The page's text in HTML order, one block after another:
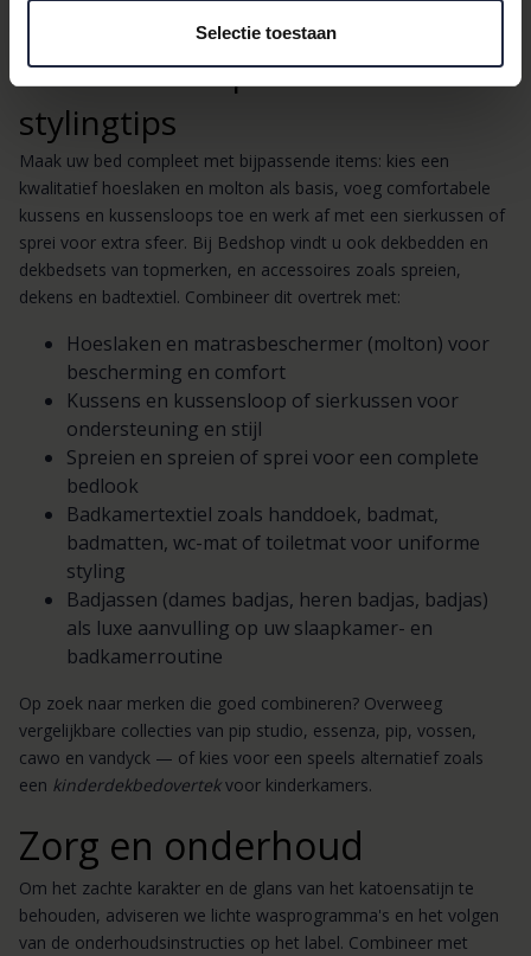
Selectie toestaan
Gerelateerde producten &
stylingtips
Maak uw bed compleet met bijpassende items: kies een
kwalitatief hoeslaken en molton als basis, voeg comfortabele
kussens en kussensloops toe en werk af met een sierkussen of
sprei voor extra sfeer. Bij Bedshop vindt u ook dekbedden en
dekbedsets van topmerken, en accessoires zoals spreien,
dekens en badtextiel. Combineer dit overtrek met:
Hoeslaken en matrasbeschermer (molton) voor
bescherming en comfort
Kussens en kussensloop of sierkussen voor
ondersteuning en stijl
Spreien en spreien of sprei voor een complete
bedlook
Badkamertextiel zoals handdoek, badmat,
badmatten, wc-mat of toiletmat voor uniforme
styling
Badjassen (dames badjas, heren badjas, badjas)
als luxe aanvulling op uw slaapkamer- en
badkamerroutine
Op zoek naar merken die goed combineren? Overweeg
vergelijkbare collecties van pip studio, essenza, pip, vossen,
cawo en vandyck — of kies voor een speels alternatief zoals
een kinderdekbedovertekvoor kinderkamers.
Zorg en onderhoud
Om het zachte karakter en de glans van het katoensatijn te
behouden, adviseren we lichte wasprogramma's en het volgen
van de onderhoudsinstructies op het label. Combineer met